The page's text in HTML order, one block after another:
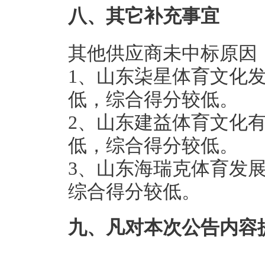
八、其它补充事宜
其他供应商未中标原因
1、山东柒星体育文化
低，综合得分较低。
2、山东建益体育文化
低，综合得分较低。
3、山东海瑞克体育发
综合得分较低。
九、凡对本次公告内